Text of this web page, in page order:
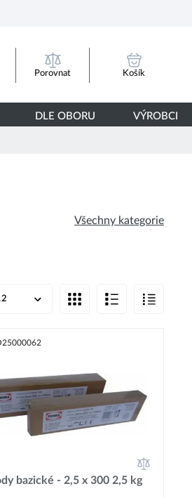
Porovnat Košík
DLE OBORU VÝROBCI
Všechny kategorie
bazické - 2,5 x 300 2,5 kg